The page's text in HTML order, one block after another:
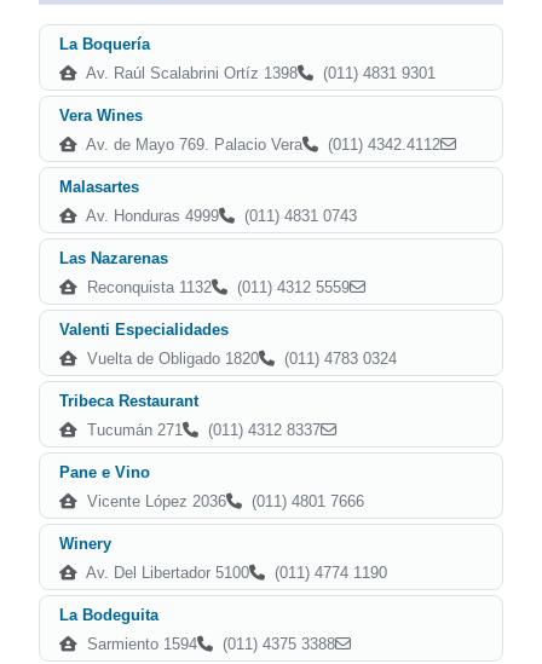
La Boquería
Av. Raúl Scalabrini Ortíz 1398
(011) 4831 9301
Vera Wines
Av. de Mayo 769. Palacio Vera
(011) 4342.4112
Malasartes
Av. Honduras 4999
(011) 4831 0743
Las Nazarenas
Reconquista 1132
(011) 4312 5559
Valenti Especialidades
Vuelta de Obligado 1820
(011) 4783 0324
Tribeca Restaurant
Tucumán 271
(011) 4312 8337
Pane e Vino
Vicente López 2036
(011) 4801 7666
Winery
Av. Del Libertador 5100
(011) 4774 1190
La Bodeguita
Sarmiento 1594
(011) 4375 3388